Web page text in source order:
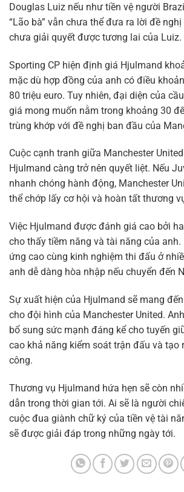
Douglas Luiz nếu như tiền vệ người
“Lão bà” vẫn chưa thể đưa ra lời đề
chưa giải quyết được tương lai của Luiz.
Sporting CP hiện định giá Hjulmand
mặc dù hợp đồng của anh có điều
80 triệu euro. Tuy nhiên, đại diện của
giá mong muốn nằm trong khoảng 30
trùng khớp với đề nghị ban đầu của
Cuộc cạnh tranh giữa Manchester
Hjulmand càng trở nên quyết liệt. Nếu
nhanh chóng hành động, Manchester
thể chớp lấy cơ hội và hoàn tất thương
Việc Hjulmand được đánh giá cao bởi
cho thấy tiềm năng và tài năng của anh.
ứng cao cùng kinh nghiệm thi đấu ở
anh dễ dàng hòa nhập nếu chuyển đến
Sự xuất hiện của Hjulmand sẽ mang
cho đội hình của Manchester United.
bổ sung sức mạnh đáng kể cho tuyến
cao khả năng kiểm soát trận đấu và tạo
công.
Thương vụ Hjulmand hứa hẹn sẽ còn
dẫn trong thời gian tới. Ai sẽ là người
cuộc đua giành chữ ký của tiền vệ tài
sẽ được giải đáp trong những ngày tới.